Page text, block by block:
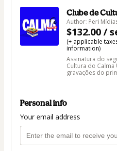
Clube de
Author: Peri
$132.00 /
(+ applicable
information)
Assinatura do
Cultura do Calma
gravações do
Personal info
Your email address